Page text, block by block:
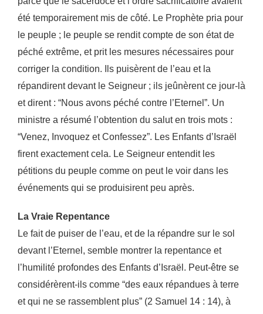
été temporairement mis de côté. Le Prophète pria pour
le peuple ; le peuple se renditcompte de son état de
péché extrême, et prit les mesures nécessaires pour
corriger la condition. Ils puisèrent de l’eau et la
répandirent devant le Seigneur ; ils jeûnèrent ce jour-là
et dirent : “Nous avons péché contre l’Eternel”. Un
ministre a résumé l’obtention du salut en trois mots :
“Venez, Invoquez et Confessez”. Les Enfants d’Israël
firent exactement cela. Le Seigneur entendit les
pétitions du peuple comme on peut le voir dans les
événements qui se produisirent peu après.
La Vraie Repentance
Le fait de puiser de l’eau, et de la répandre sur le sol
devant l’Eternel, semble montrer la repentance et
l’humilité profondes des Enfants d’Israël. Peut-être se
considérèrent-ils comme “des eaux répandues à terre
et qui ne se rassemblent plus” (2 Samuel 14 : 14), à